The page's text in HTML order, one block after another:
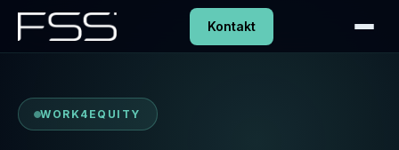
Kontakt
WORK4EQUITY